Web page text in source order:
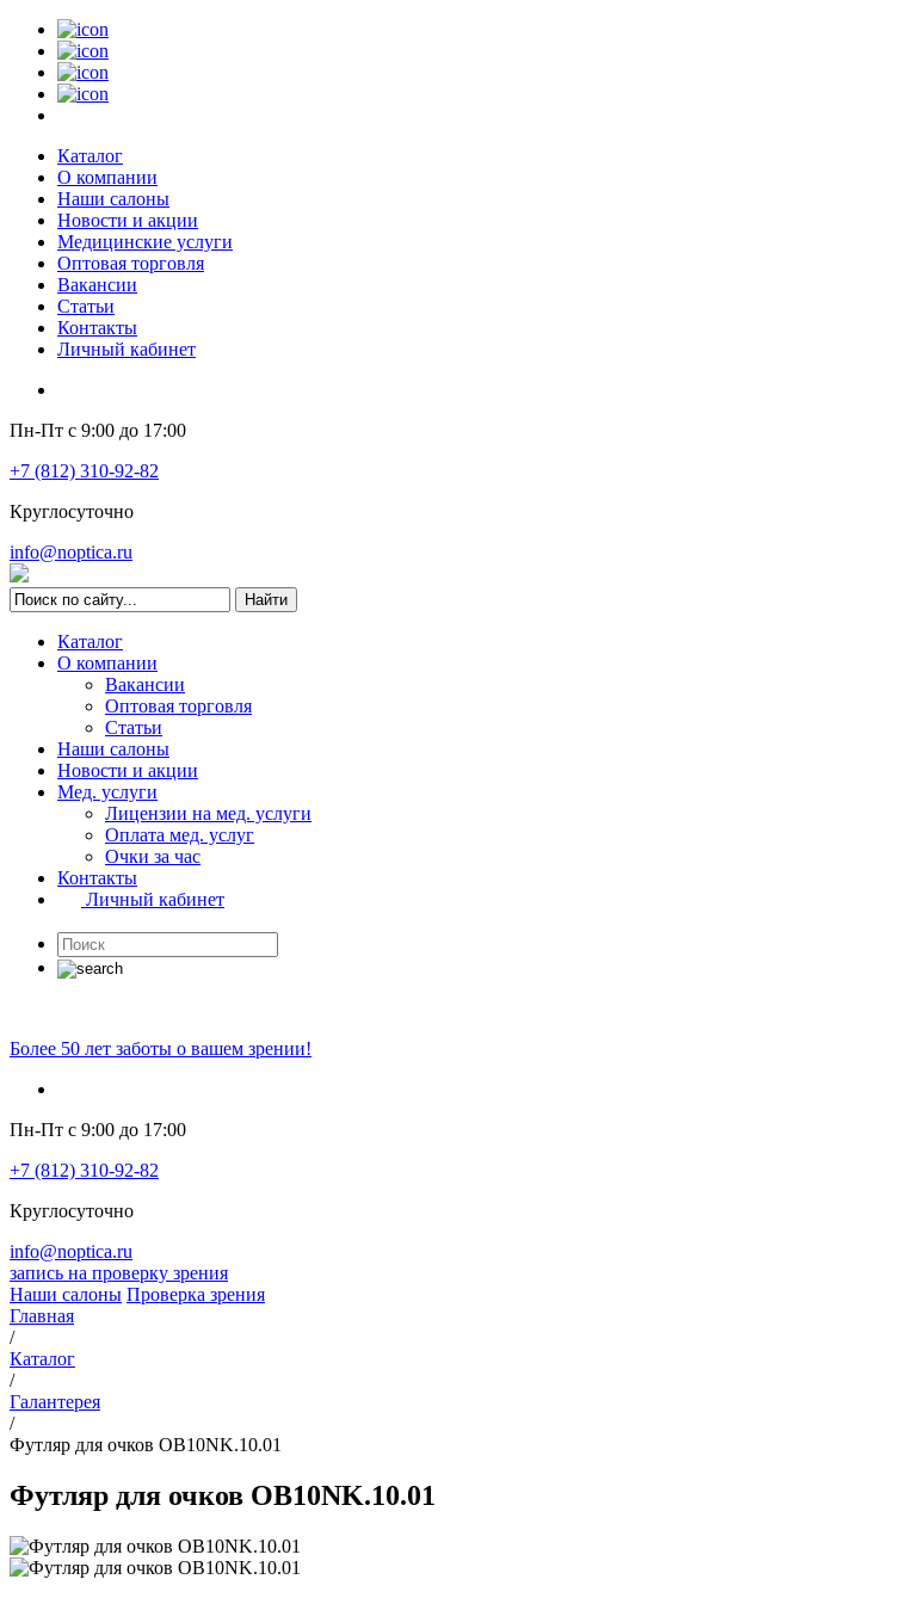
Каталог
О компании
Наши салоны
Новости и акции
Медицинские услуги
Оптовая торговля
Вакансии
Статьи
Контакты
Личный кабинет
Пн-Пт с 9:00 до 17:00
+7 (812) 310-92-82
Круглосуточно
info@noptica.ru
Каталог
О компании
Вакансии
Оптовая торговля
Статьи
Наши салоны
Новости и акции
Мед. услуги
Лицензии на мед. услуги
Оплата мед. услуг
Очки за час
Контакты
Личный кабинет
Более 50 лет заботы о вашем зрении!
Пн-Пт с 9:00 до 17:00
+7 (812) 310-92-82
Круглосуточно
info@noptica.ru
запись на проверку зрения
Наши салоны Проверка зрения
Главная
/
Каталог
/
Галантерея
/
Футляр для очков OB10NK.10.01
Футляр для очков OB10NK.10.01